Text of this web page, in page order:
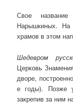
Свое
Нарышкиных. На
храмов в этом
Шедевром
Церковь
дворе,
е годы). Позже
закрепив за ним